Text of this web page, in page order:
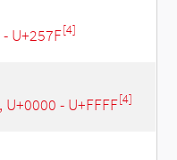
U+257F[4]
- U+FFFF[4]